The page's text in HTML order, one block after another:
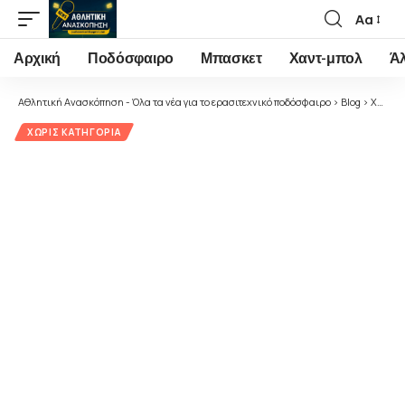
Font
Resizer
Αα
Αρχική Ποδόσφαιρο Μπασκετ Χαντ-μπολ
Αθλητική Ανασκόπηση - Όλα τα νέα για το ερασιτεχνικό ποδόσφαιρο > Blog > Χωρίς κατηγορία
ΧΩΡΊΣ ΚΑΤΗΓΟΡΊΑ